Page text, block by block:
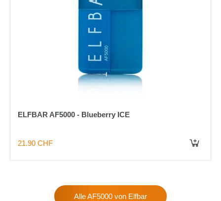
ELFBAR AF5000 - Blueberry ICE
21.90 CHF
Alle AF5000 von Elfbar